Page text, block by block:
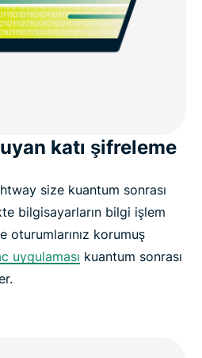
katı şifreleme
size kuantum sonrası
bilgisayarların bilgi işlem
oturumlarınız korumuş
uygulaması kuantum sonrası